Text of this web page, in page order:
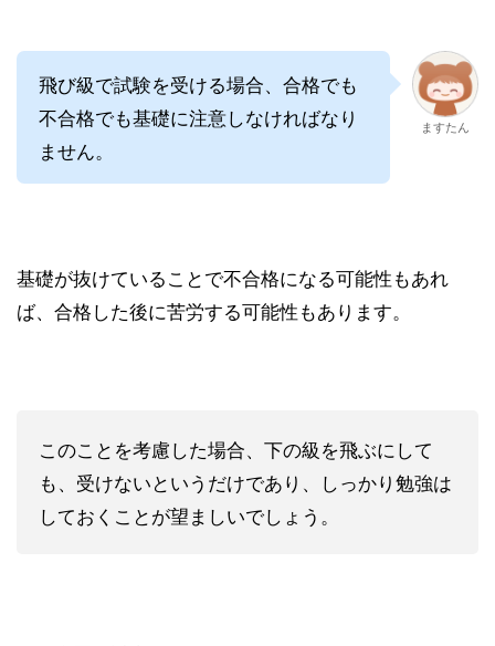
飛び級で試験を受ける場合、合格でも
不合格でも基礎に注意しなければなり
ません。
ますたん
基礎が抜けていることで不合格になる可能性もあれ
ば、合格した後に苦労する可能性もあります。
このことを考慮した場合、下の級を飛ぶにして
も、受けないというだけであり、しっかり勉強は
しておくことが望ましいでしょう。